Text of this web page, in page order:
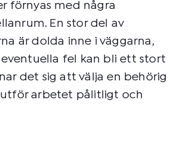
förnyas med några
En stor del av
är dolda inne i väggarna,
fel kan bli ett stort
det sig att välja en behörig
utför arbetet pålitligt och